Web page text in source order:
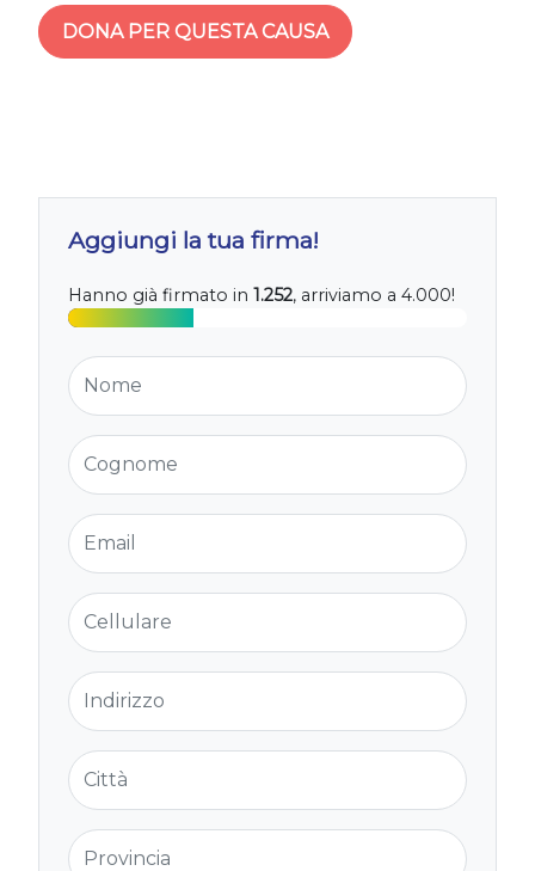
DONA PER QUESTA CAUSA
Aggiungi la tua firma!
Hanno già firmato in 1.252, arriviamo a 4.000!
Nome
Cognome
Email
Cellulare
Indirizzo
Città
Provincia